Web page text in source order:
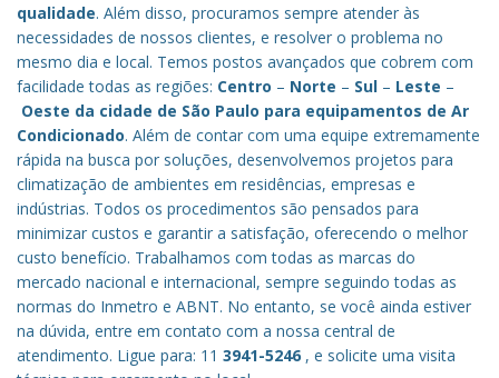
qualidade. Além disso, procuramos sempre atender às
necessidades de nossos clientes, e resolver o problema no
mesmo dia e local. Temos postos avançados que cobrem com
facilidade todas as regiões: Centro – Norte – Sul – Leste –
Oeste da cidade de São Paulo para equipamentos de Ar
Condicionado. Além de contar com uma equipe extremamente
rápida na busca por soluções, desenvolvemos projetos para
climatização de ambientes em residências, empresas e
indústrias. Todos os procedimentos são pensados para
minimizar custos e garantir a satisfação, oferecendo o melhor
custo benefício. Trabalhamos com todas as marcas do
mercado nacional e internacional, sempre seguindo todas as
normas do Inmetro e ABNT. No entanto, se você ainda estiver
na dúvida, entre em contato com a nossa central de
atendimento. Ligue para: 11 3941-5246 , e solicite uma visita